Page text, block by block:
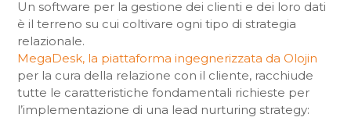
Un software per la gestione dei clienti e dei loro dati
è il terreno su cui coltivare ogni tipo di strategia
relazionale.
MegaDesk, la piattaforma ingegnerizzata da Olojin
per la cura della relazione con il cliente, racchiude
tutte le caratteristiche fondamentali richieste per
l’implementazione di una lead nurturing strategy: